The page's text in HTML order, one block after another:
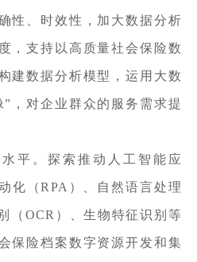
性、时效性，加大数据分析
，支持以高质量社会保险数
建数据分析模型，运用大数
，对企业群众的服务需求提
水平。探索推动人工智能应
化（RPA）、自然语言处理
（OCR）、生物特征识别等
保险档案数字资源开发和集